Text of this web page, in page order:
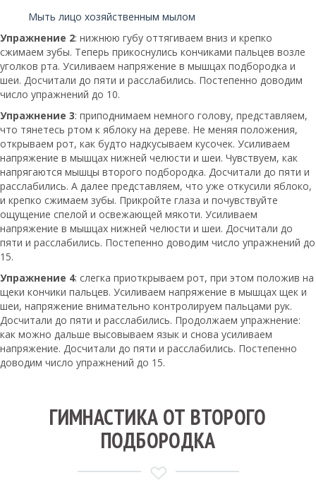
Мыть лицо хозяйственным мылом
Упражнение 2: нижнюю губу оттягиваем вниз и крепко
сжимаем зубы. Теперь прикоснулись кончиками пальцев возле
уголков рта. Усиливаем напряжение в мышцах подбородка и
шеи. Досчитали до пяти и расслабились. Постепенно доводим
число упражнений до 10.
Упражнение 3: приподнимаем немного голову, представляем,
что тянетесь ртом к яблоку на дереве. Не меняя положения,
открываем рот, как будто надкусываем кусочек. Усиливаем
напряжение в мышцах нижней челюсти и шеи. Чувствуем, как
напрягаются мышцы второго подбородка. Досчитали до пяти и
расслабились. А далее представляем, что уже откусили яблоко,
и крепко сжимаем зубы. Прикройте глаза и почувствуйте
ощущение спелой и освежающей мякоти. Усиливаем
напряжение в мышцах нижней челюсти и шеи. Досчитали до
пяти и расслабились. Постепенно доводим число упражнений до
15.
Упражнение 4: слегка приоткрываем рот, при этом положив на
щеки кончики пальцев. Усиливаем напряжение в мышцах щек и
шеи, напряжение внимательно контролируем пальцами рук.
Досчитали до пяти и расслабились. Продолжаем упражнение:
как можно дальше высовываем язык и снова усиливаем
напряжение. Досчитали до пяти и расслабились. Постепенно
доводим число упражнений до 15.
ГИМНАСТИКА ОТ ВТОРОГО
ПОДБОРОДКА